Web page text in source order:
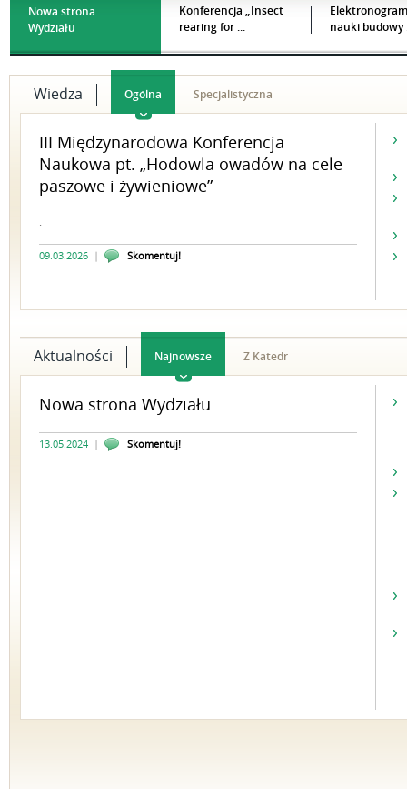
Nowa strona
Wydziału
Konferencja „Insect
rearing for ...
nauki budowy
Wiedza Ogólna Specjalistyczna
III Międzynarodowa Konferencja
Naukowa pt. „Hodowla owadów na cele
paszowe i żywieniowe”
.
09.03.2026 | Skomentuj!
Aktualności Najnowsze Z Katedr
Nowa strona Wydziału
13.05.2024 | Skomentuj!